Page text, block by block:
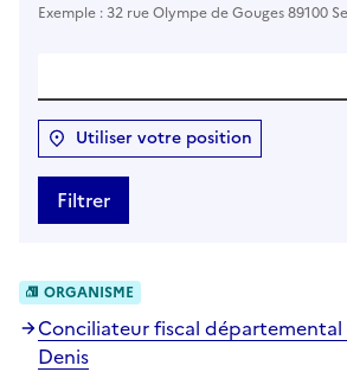
Exemple : 32 rue Olympe de Gouges 89100
Utiliser votre position
Filtrer
ORGANISME
Conciliateur fiscal départemental
Denis